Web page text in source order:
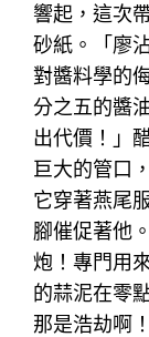
響起，這次
砂紙。「廖
對醬料學的
分之五的醬
出代價！」
巨大的管口
它穿著燕尾
腳催促著他
炮！專門用
的蒜泥在零
那是浩劫啊